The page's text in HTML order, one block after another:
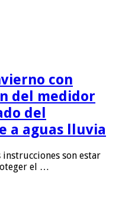
con
del medidor
del
a aguas lluvia
son estar
el …